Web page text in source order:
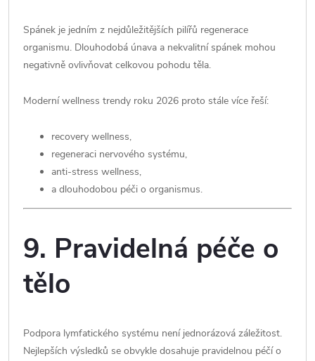
Spánek je jedním z nejdůležitějších pilířů regenerace
organismu. Dlouhodobá únava a nekvalitní spánek mohou
negativně ovlivňovat celkovou pohodu těla.
Moderní wellness trendy roku 2026 proto stále více řeší:
recovery wellness,
regeneraci nervového systému,
anti-stress wellness,
a dlouhodobou péči o organismus.
9. Pravidelná péče o
tělo
Podpora lymfatického systému není jednorázová záležitost.
Nejlepších výsledků se obvykle dosahuje pravidelnou péčí o